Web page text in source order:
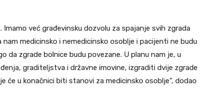
već građevinsku dozvolu za spajanje svih zgrada
medicinsko i nemedicinsko osoblje i pacijenti ne budu
da zgrade bolnice budu povezane. U planu nam je, u
graditeljstva i državne imovine, izgraditi dvije zgrade
će u konačnici biti stanovi za medicinsko osoblje“, dodao